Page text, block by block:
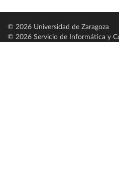
© 2026 Universidad de Zaragoza
© 2026 Servicio de Informática y